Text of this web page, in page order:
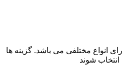
انواع مختلفی می باشد. گزینه ها
شوند